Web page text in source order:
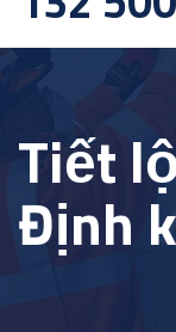
Tiết
Định